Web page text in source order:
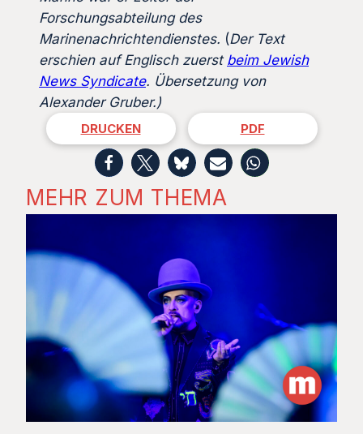
Forschungsabteilung des
Marinenachrichtendienstes. (Der Text
erschien auf Englisch zuerst beim Jewish
News Syndicate. Übersetzung von
Alexander Gruber.)
DRUCKEN PDF
MEHR ZUM THEMA